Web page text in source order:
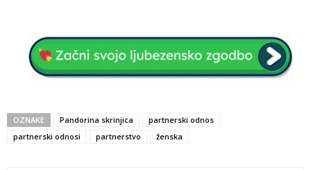
OZNAKE Pandorina skrinjica
partnerski odnos
partnerski odnosi
partnerstvo ženska